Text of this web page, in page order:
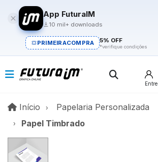
App FuturaIM
10 mil+ downloads
PRIMEIRACOMPRA 5% OFF
*verifique condições
Entre
Início InícioPapelaria Personalizada
Papel Timbrado